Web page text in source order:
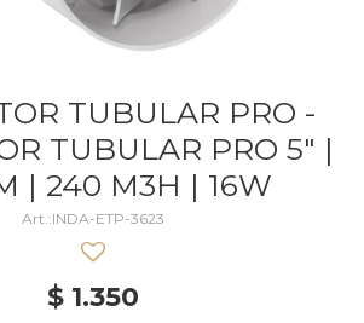
TUBULAR PRO -
TUBULAR PRO 5" |
| 240 M3H | 16W
INDA-ETP-3623
$ 1.350